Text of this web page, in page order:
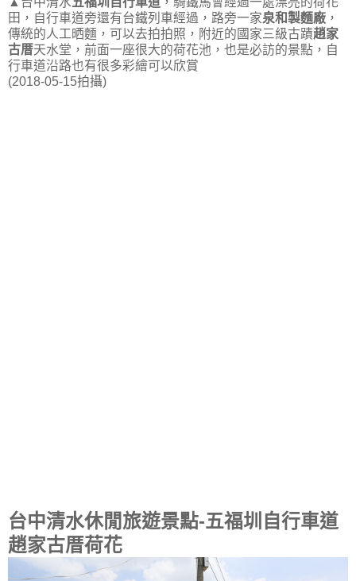
田，自行車道旁還有台鐵列車經過，路旁一家泉和製麵廠 ，
傳統的人工晒麵，可以去拍拍照，附近的國家三級古蹟趙家
古厝天水堂，前面一座很大的荷花池，也是必訪的景點，自
行車道沿路也有很多彩繪可以欣賞
(2018-05-15拍攝)
台中清水休閒旅遊景點-五福圳自行車道
趙家古厝荷花